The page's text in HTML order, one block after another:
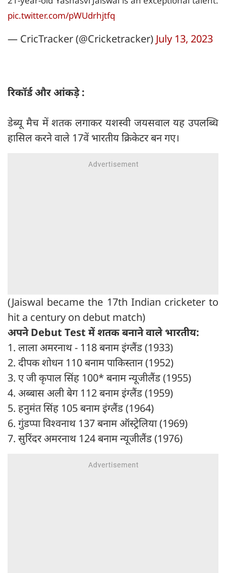
pic.twitter.com/pWUdrhjtfq
— CricTracker (@Cricketracker) July 13, 2023
रिकॉर्ड और आंकड़े :
डेब्यू मैच में शतक लगाकर यशस्वी जयसवाल यह उपलब्धि
हासिल करने वाले 17वें भारतीय क्रिकेटर बन गए।
(Jaiswal became the 17th Indian cricketer to
hit a century on debut match)
अपने Debut Test में शतक बनाने वाले भारतीय:
1. लाला अमरनाथ - 118 बनाम इंग्लैंड (1933)
2. दीपक शोधन 110 बनाम पाकिस्तान (1952)
3. ए जी कृपाल सिंह 100* बनाम न्यूजीलैंड (1955)
4. अब्बास अली बेग 112 बनाम इंग्लैंड (1959)
5. हनुमंत सिंह 105 बनाम इंग्लैंड (1964)
6. गुंडप्पा विश्वनाथ 137 बनाम ऑस्ट्रेलिया (1969)
7. सुरिंदर अमरनाथ 124 बनाम न्यूजीलैंड (1976)